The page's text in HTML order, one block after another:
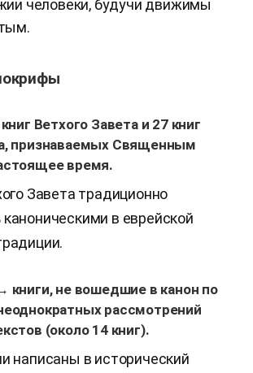
человеки, будучи движимы
Ветхого Завета и 27 книг
признаваемых Священным
время.
Завета традиционно
каноническими в еврейской
книги, не вошедшие в канон по
рассмотрений
(около 14 книг).
написаны в исторический